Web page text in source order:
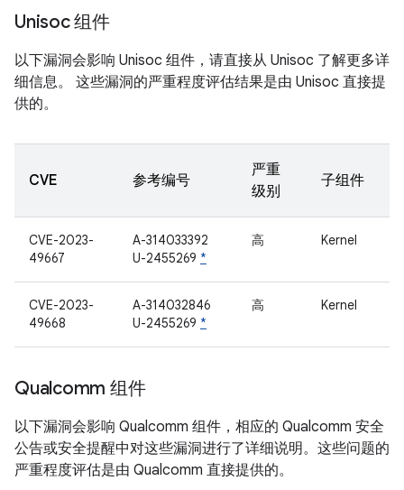
Unisoc 组件
以下漏洞会影响 Unisoc 组件，请直接从 Unisoc 了解更多详
细信息。 这些漏洞的严重程度评估结果是由 Unisoc 直接提
供的。
CVE 参考编号
严重
级别
子组件
CVE-2023-
49667
A-314033392
U-2455269 *
高 Kernel
CVE-2023-
49668
A-314032846
U-2455269 *
高 Kernel
Qualcomm 组件
以下漏洞会影响 Qualcomm 组件，相应的 Qualcomm 安全
公告或安全提醒中对这些漏洞进行了详细说明。这些问题的
严重程度评估是由 Qualcomm 直接提供的。